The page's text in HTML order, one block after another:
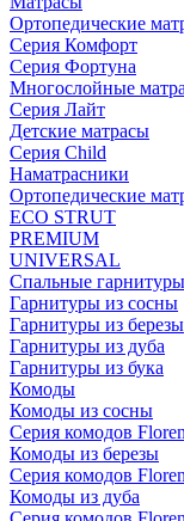
Ортопедические
Серия Комфорт
Серия Фортуна
Многослойные
Серия Лайт
Детские матрасы
Серия Child
Наматрасники
Ортопедические
ECO STRUT
PREMIUM
UNIVERSAL
Спальные гарнитуры
Гарнитуры из сосны
Гарнитуры из березы
Гарнитуры из дуба
Гарнитуры из бука
Комоды
Комоды из сосны
Серия комодов
Комоды из березы
Серия комодов
Комоды из дуба